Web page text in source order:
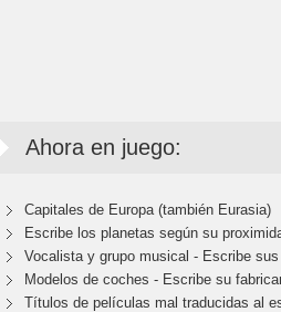
Ahora en juego:
Capitales de Europa (también Eurasia)
Escribe los planetas según su
Vocalista y grupo musical - Escribe sus
Modelos de coches - Escribe su
Títulos de películas mal traducidas al